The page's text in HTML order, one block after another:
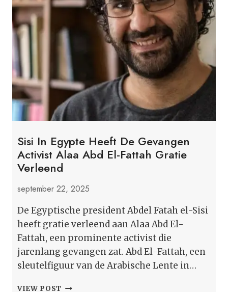
Sisi In Egypte Heeft De Gevangen
Activist Alaa Abd El-Fattah Gratie
Verleend
september 22, 2025
De Egyptische president Abdel Fatah el-Sisi
heeft gratie verleend aan Alaa Abd El-
Fattah, een prominente activist die
jarenlang gevangen zat. Abd El-Fattah, een
sleutelfiguur van de Arabische Lente in…
VIEW POST SISI